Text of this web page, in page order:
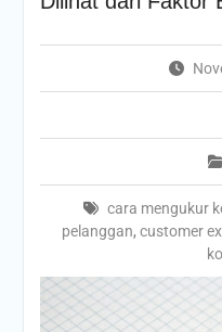
cara mengukur
pelanggan,customer